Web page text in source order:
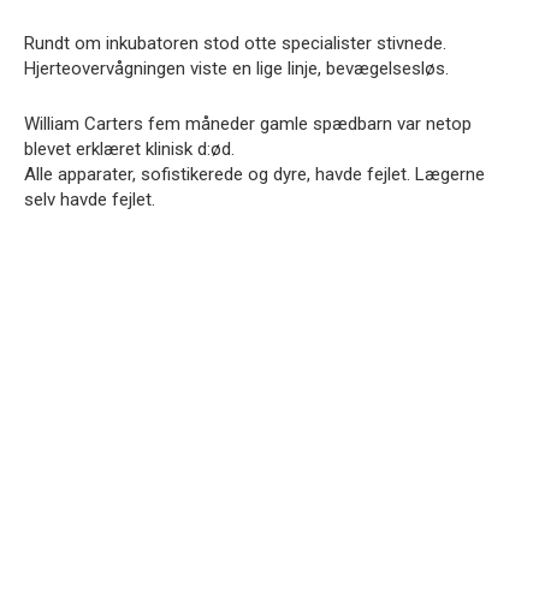
Rundt om inkubatoren stod otte specialister stivnede.
Hjerteovervågningen viste en lige linje, bevægelsesløs.
William Carters fem måneder gamle spædbarn var netop
blevet erklæret klinisk d:ød.
Alle apparater, sofistikerede og dyre, havde fejlet. Lægerne
selv havde fejlet.